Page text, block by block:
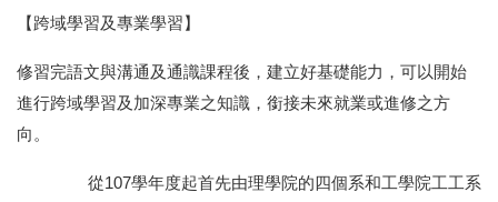
【跨域學習及專業學習】
修習完語文與溝通及通識課程後，建立好基礎能力，可以開始
進行跨域學習及加深專業之知識，銜接未來就業或進修之方
向。
從107學年度起首先由理學院的四個系和工學院工工系